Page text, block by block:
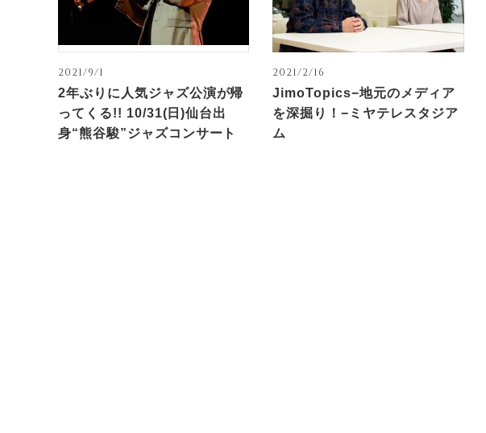
2021/9/1
2年ぶりに人気ジャズ公演が帰
ってくる!! 10/31(日)仙台出
身“熊谷駿”ジャズコンサート
2021/2/16
JimoTopics−地元のメディア
を深掘り！−ミヤテレスタジア
ム